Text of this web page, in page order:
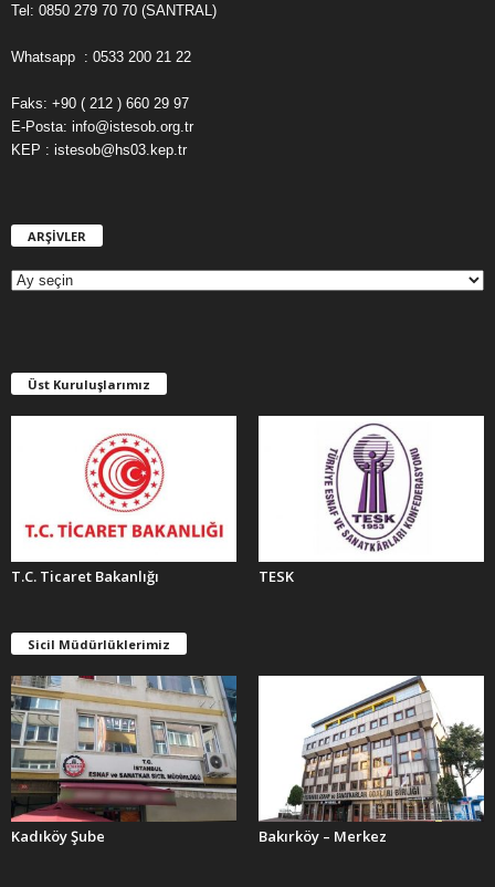
Tel: 0850 279 70 70 (SANTRAL)
Whatsapp : 0533 200 21 22
Faks: +90 ( 212 ) 660 29 97
E-Posta: info@istesob.org.tr
KEP : istesob@hs03.kep.tr
ARŞİVLER
E
R
Üst Kuruluşlarımız
T.C. Ticaret Bakanlığı TESK
Sicil Müdürlüklerimiz
Kadıköy Şube Bakırköy – Merkez